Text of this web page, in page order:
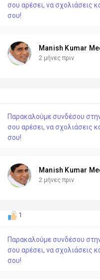
σου αρέσει, να σχολιάσεις
σου!
Manish Kumar
2 μήνες πριν
Παρακαλούμε συνδέσου
σου αρέσει, να σχολιάσεις
σου!
Manish Kumar
2 μήνες πριν
1
Παρακαλούμε συνδέσου
σου αρέσει, να σχολιάσεις
σου!